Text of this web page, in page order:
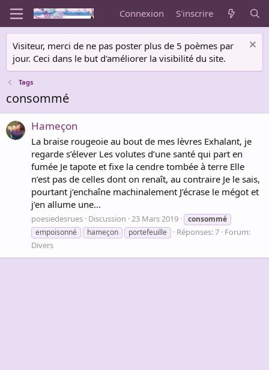
Connexion S'inscrire
Visiteur, merci de ne pas poster plus de 5 poèmes par
jour. Ceci dans le but d'améliorer la visibilité du site.
Tags
consommé
Hameçon
La braise rougeoie au bout de mes lèvres Exhalant, je
regarde s’élever Les volutes d’une santé qui part en
fumée Je tapote et fixe la cendre tombée à terre Elle
n’est pas de celles dont on renaît, au contraire Je le sais,
pourtant j’enchaîne machinalement J’écrase le mégot et
j’en allume une...
poesiedesrues Discussion 23 Mars 2019
consommé
empoisonné
hameçon portefeuille Réponses: 7 Forum:
Divers